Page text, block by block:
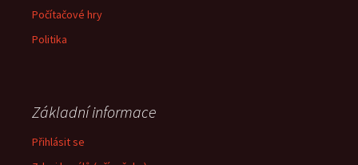
Počítačové hry
Politika
Základní informace
Přihlásit se